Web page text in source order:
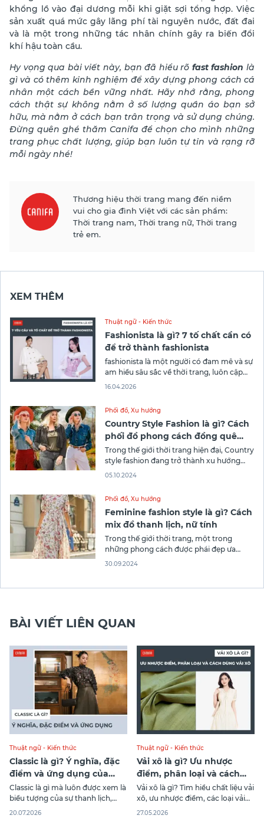
khổng lồ vào đại dương mỗi khi giặt sợi tổng hợp. Việc
sản xuất quá mức gây lãng phí tài nguyên nước, đất đai
và là một trong những tác nhân chính gây ra biến đổi
khí hậu toàn cầu.
Hy vọng qua bài viết này, bạn đã hiểu rõ fast fashionlà
gì và có thêm kinh nghiệm để xây dựng phong cách cá
nhân một cách bền vững nhất. Hãy nhớ rằng, phong
cách thật sự không nằm ở số lượng quần áo bạn sở
hữu, mà nằm ở cách bạn trân trọng và sử dụng chúng.
Đừng quên ghé thăm Canifa để chọn cho mình những
trang phục chất lượng, giúp bạn luôn tự tin và rạng rỡ
mỗi ngày nhé!
Thương hiệu thời trang mang đến niềm
vui cho gia đình Việt với các sản phẩm:
Thời trang nam, Thời trang nữ, Thời trang
trẻ em.
XEM THÊM
Thuật ngữ - Kiến thức
Fashionista là gì? 7 tố chất cần có
để trở thành fashionista
fashionista là một người có đam mê và sự
am hiểu sâu sắc về thời trang, luôn cập
nhật xu hướng mới nhất và biết cách phối
16.04.2026
Phối đồ, Xu hướng
Country Style Fashion là gì? Cách
phối đồ phong cách đồng quê
lãng mạn
Trong thế giới thời trang hiện đại, Country
style fashion đang trở thành xu hướng
được nhiều bạn trẻ yêu thích bởi sự mộc
với thiên nhiên, tái hiện những hình ảnh
bình dị
05.10.2024
Phối đồ, Xu hướng
Feminine fashion style là gì? Cách
mix đồ thanh lịch, nữ tính
Trong thế giới thời trang, một trong
những phong cách được phái đẹp ưa
chuộng nhất chính là feminine fashion
30.09.2024
BÀI VIẾT LIÊN QUAN
Thuật ngữ - Kiến thức
Classic là gì? Ý nghĩa, đặc
điểm và ứng dụng của
phong cách Classic
Classic là gì mà luôn được xem là
biểu tượng của sự thanh lịch,
tinh tế và bền vững với thời gian?
20.07.2026
Thuật ngữ - Kiến thức
Vải xô là gì? Ưu nhược
điểm, phân loại và cách
dùng vải xô
Vải xô là gì? Tìm hiểu chất liệu vải
xô, ưu nhược điểm, các loại vải
xô phổ biến và cách sử dụng,
27.05.2026